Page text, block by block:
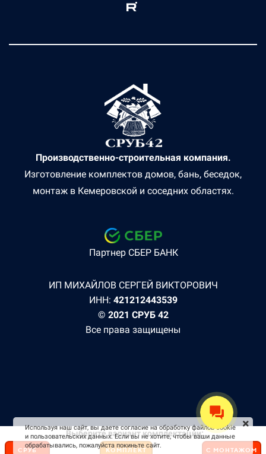
Выберите вариант комплектации:
СРУБ КОМПЛЕКТ С МОНТАЖОМ
Производственно-строительная компания.
Изготовление комплектов домов, бань, беседок,
монтаж в Кемеровской и соседних областях.
Партнер СБЕР БАНК
ИП МИХАЙЛОВ СЕРГЕЙ ВИКТОРОВИЧ
ИНН: 421212443539
© 2021 СРУБ 42
Все права защищены
Используя наш сайт, вы даете согласие на обработку файлов cookie
и пользовательских данных. Если вы не хотите, чтобы ваши данные
обрабатывались, пожалуйста покиньте сайт.